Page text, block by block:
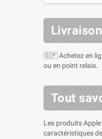
🇬🇵 Achetez en
ou en point relais.
Tout
Les produits
caractéristiques